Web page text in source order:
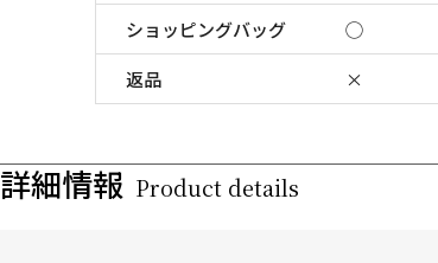
ショッピングバッグ
◯
返品
×
詳細情報 Product details